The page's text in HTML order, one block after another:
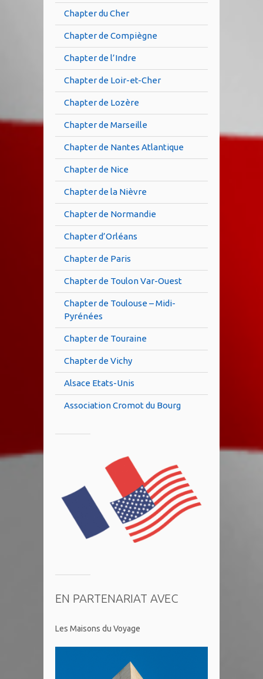
Chapter du Cher
Chapter de Compiègne
Chapter de l’Indre
Chapter de Loir-et-Cher
Chapter de Lozère
Chapter de Marseille
Chapter de Nantes Atlantique
Chapter de Nice
Chapter de la Nièvre
Chapter de Normandie
Chapter d’Orléans
Chapter de Paris
Chapter de Toulon Var-Ouest
Chapter de Toulouse – Midi-
Pyrénées
Chapter de Touraine
Chapter de Vichy
Alsace Etats-Unis
Association Cromot du Bourg
EN PARTENARIAT AVEC
Les Maisons du Voyage